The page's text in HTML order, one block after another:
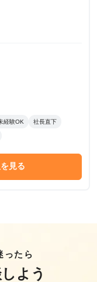
経験OK 社長直下
見る
ったら
よう